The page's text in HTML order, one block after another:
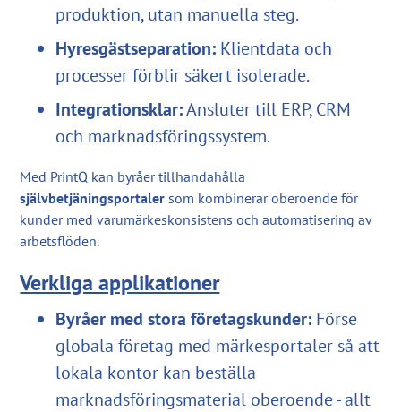
produktion, utan manuella steg.
Hyresgästseparation: Klientdata och
processer förblir säkert isolerade.
Integrationsklar:Ansluter till ERP, CRM
och marknadsföringssystem.
Med PrintQ kan byråer tillhandahålla
självbetjäningsportaler som kombinerar oberoende för
kunder med varumärkeskonsistens och automatisering av
arbetsflöden.
Verkliga applikationer
Byråer med stora företagskunder: Förse
globala företag med märkesportaler så att
lokala kontor kan beställa
marknadsföringsmaterial oberoende - allt